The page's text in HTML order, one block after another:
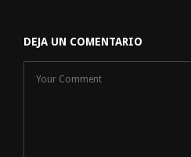
DEJA UN COMENTARIO